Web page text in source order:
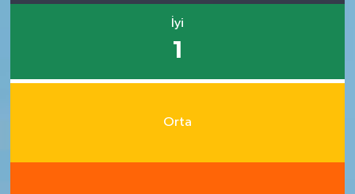
İyi
1
Orta